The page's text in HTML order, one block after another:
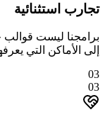
تجارب استثنائية
برامجنا ليست
إلى الأماكن التي
03
03